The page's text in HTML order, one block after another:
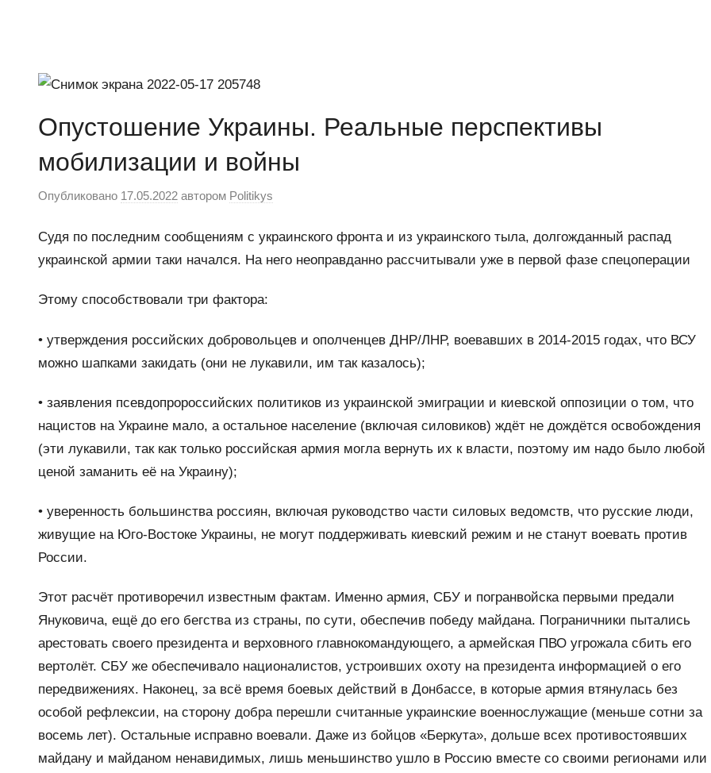
сайт
WordPress
Опустошение Украины. Реальные перспективы
мобилизации и войны
Опубликовано 17.05.2022 автором Politikys
Судя по последним сообщениям с украинского фронта и из украинского тыла, долгожданный распад
украинской армии таки начался. На него неоправданно рассчитывали уже в первой фазе спецоперации
Этому способствовали три фактора:
• утверждения российских добровольцев и ополченцев ДНР/ЛНР, воевавших в 2014-2015 годах, что ВСУ
можно шапками закидать (они не лукавили, им так казалось);
• заявления псевдопророссийских политиков из украинской эмиграции и киевской оппозиции о том, что
нацистов на Украине мало, а остальное население (включая силовиков) ждёт не дождётся освобождения
(эти лукавили, так как только российская армия могла вернуть их к власти, поэтому им надо было любой
ценой заманить её на Украину);
• уверенность большинства россиян, включая руководство части силовых ведомств, что русские люди,
живущие на Юго-Востоке Украины, не могут поддерживать киевский режим и не станут воевать против
России.
Этот расчёт противоречил известным фактам. Именно армия, СБУ и погранвойска первыми предали
Януковича, ещё до его бегства из страны, по сути, обеспечив победу майдана. Пограничники пытались
арестовать своего президента и верховного главнокомандующего, а армейская ПВО угрожала сбить его
вертолёт. СБУ же обеспечивало националистов, устроивших охоту на президента информацией о его
передвижениях. Наконец, за всё время боевых действий в Донбассе, в которые армия втянулась без
особой рефлексии, на сторону добра перешли считанные украинские военнослужащие (меньше сотни за
восемь лет). Остальные исправно воевали. Даже из бойцов «Беркута», дольше всех противостоявших
майдану и майданом ненавидимых, лишь меньшинство ушло в Россию вместе со своими регионами или